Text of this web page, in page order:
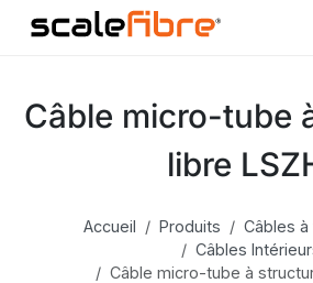
Câble micro-tube
libre
Accueil Produits
Câbles
Câbles
Câble micro-tube à